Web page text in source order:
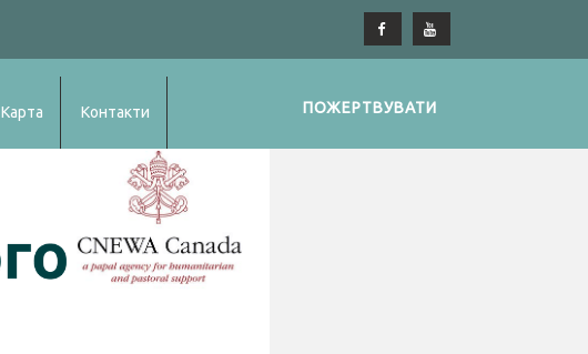
Карта Контакти ПОЖЕРТВУВАТИ